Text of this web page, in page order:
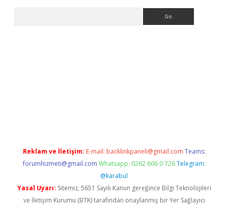
Reklam ve İletişim: E-mail: backlinkpaneli@gmail.com Teams:
forumhizmeti@gmail.com Whatsapp: 0262 606 0 726 Telegram:
@karabul
Yasal Uyarı: Sitemiz, 5651 Sayılı Kanun gereğince Bilgi Teknolojileri
ve İletişim Kurumu (BTK) tarafından onaylanmış bir Yer Sağlayıcı